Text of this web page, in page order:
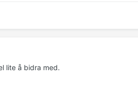
lite å bidra med.